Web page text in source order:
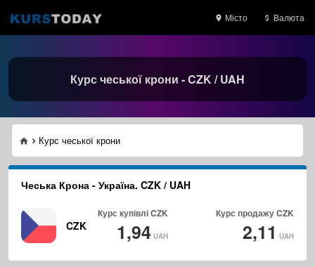
Місто Валюта
Курс чеської крони - CZK / UAH
Курс чеської крони
Чеська Крона - Україна. CZK / UAH
CZK
Курс купівліCZK
1,94 UAH
Курс продажуCZK
2,11 UAH